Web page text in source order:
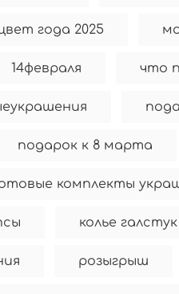
года 2025
14февраля что
подарок к 8 марта
комплекты
колье галстук
розыгрыш